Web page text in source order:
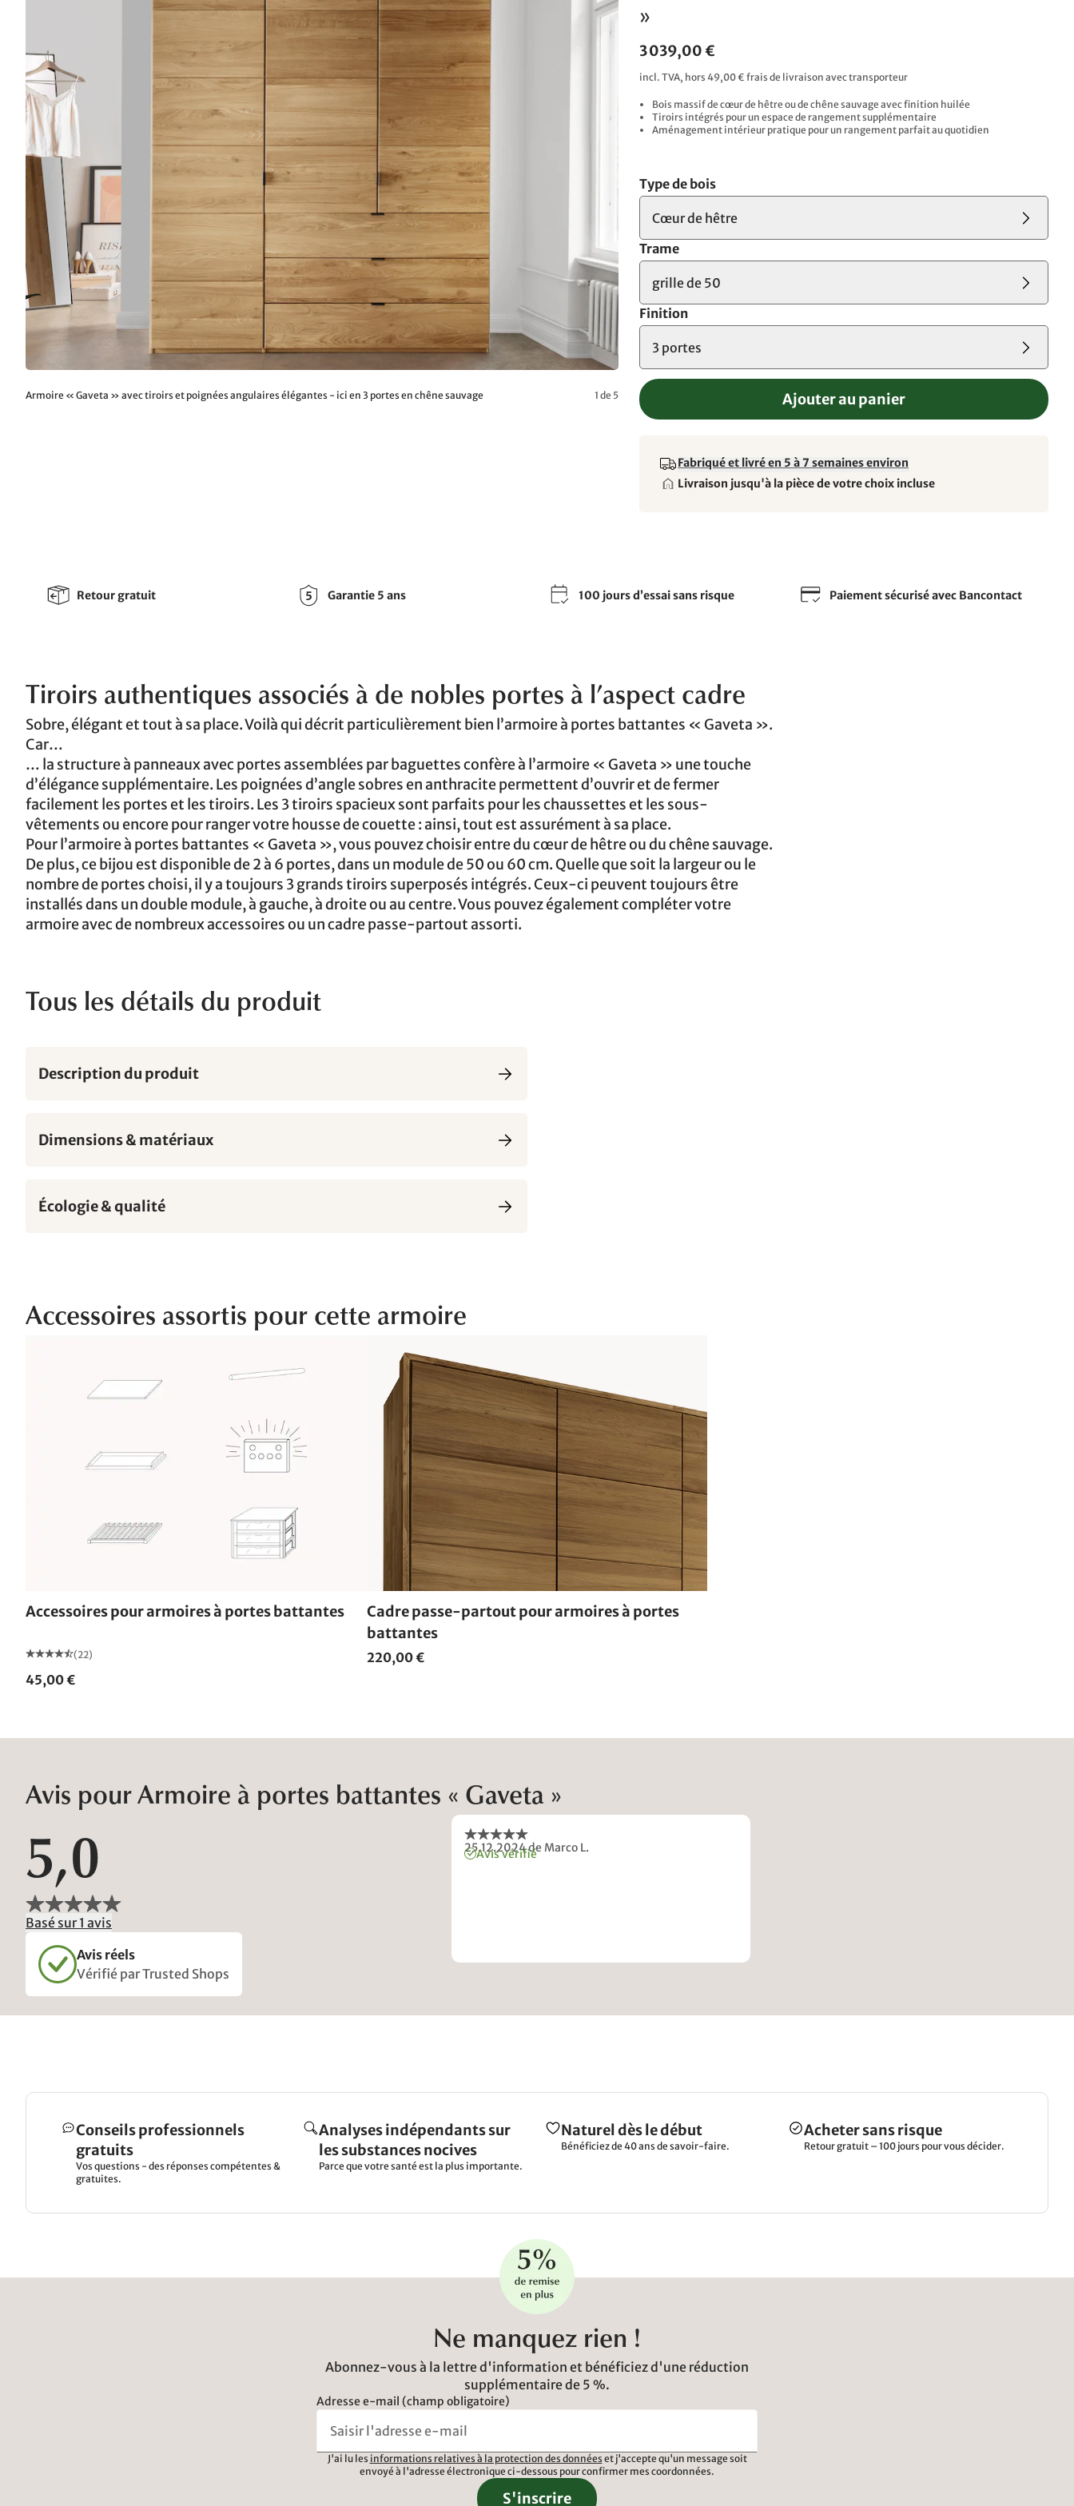
Armoire « Gaveta » avec tiroirs et poignées angulaires élégantes - ici en 3 portes en chêne sauvage 1 de 5
»
3 039,00 €
incl. TVA, hors 49,00 € frais de livraison avec transporteur
Bois massif de cœur de hêtre ou de chêne sauvage avec finition huilée
Tiroirs intégrés pour un espace de rangement supplémentaire
Aménagement intérieur pratique pour un rangement parfait au quotidien
Type de bois
Cœur de hêtre
Trame
grille de 50
Finition
3 portes
Ajouter au panier
Fabriqué et livré en 5 à 7 semaines environ
Livraison jusqu'à la pièce de votre choix incluse
Retour gratuit Garantie 5 ans 100 jours d’essai sans risque Paiement sécurisé avec Bancontact
Tiroirs authentiques associés à de nobles portes à l’aspect cadre
Sobre, élégant et tout à sa place. Voilà qui décrit particulièrement bien l’armoire à portes battantes « Gaveta ».
Car…
… la structure à panneaux avec portes assemblées par baguettes confère à l’armoire « Gaveta » une touche
d’élégance supplémentaire. Les poignées d’angle sobres en anthracite permettent d’ouvrir et de fermer
facilement les portes et les tiroirs. Les 3 tiroirs spacieux sont parfaits pour les chaussettes et les sous-
vêtements ou encore pour ranger votre housse de couette : ainsi, tout est assurément à sa place.
Pour l’armoire à portes battantes « Gaveta », vous pouvez choisir entre du cœur de hêtre ou du chêne sauvage.
De plus, ce bijou est disponible de 2 à 6 portes, dans un module de 50 ou 60 cm. Quelle que soit la largeur ou le
nombre de portes choisi, il y a toujours 3 grands tiroirs superposés intégrés. Ceux-ci peuvent toujours être
installés dans un double module, à gauche, à droite ou au centre. Vous pouvez également compléter votre
armoire avec de nombreux accessoires ou un cadre passe-partout assorti.
Tous les détails du produit
Description du produit
Dimensions & matériaux
Écologie & qualité
Accessoires assortis pour cette armoire
Accessoires pour armoires à portes battantes
(22)
45,00 €
Cadre passe-partout pour armoires à portes
battantes
220,00 €
Avis pour Armoire à portes battantes « Gaveta »
5,0
Basé sur 1 avis
Avis réels
Vérifié par Trusted Shops
25.12.2024de Marco L.
Avis vérifié
Conseils professionnels
gratuits
Vos questions - des réponses compétentes &
gratuites.
Analyses indépendants sur
les substances nocives
Parce que votre santé est la plus importante.
Naturel dès le début
Bénéficiez de 40 ans de savoir-faire.
Acheter sans risque
Retour gratuit – 100 jours pour vous décider.
Ne manquez rien !
Abonnez-vous à la lettre d'information et bénéficiez d'une réduction
supplémentaire de 5 %.
Adresse e-mail (champ obligatoire)
J'ai lu les informations relatives à la protection des données et j'accepte qu'un message soit
envoyé à l'adresse électronique ci-dessous pour confirmer mes coordonnées.
S'inscrire